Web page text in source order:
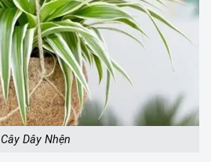
Cây Dây Nhện